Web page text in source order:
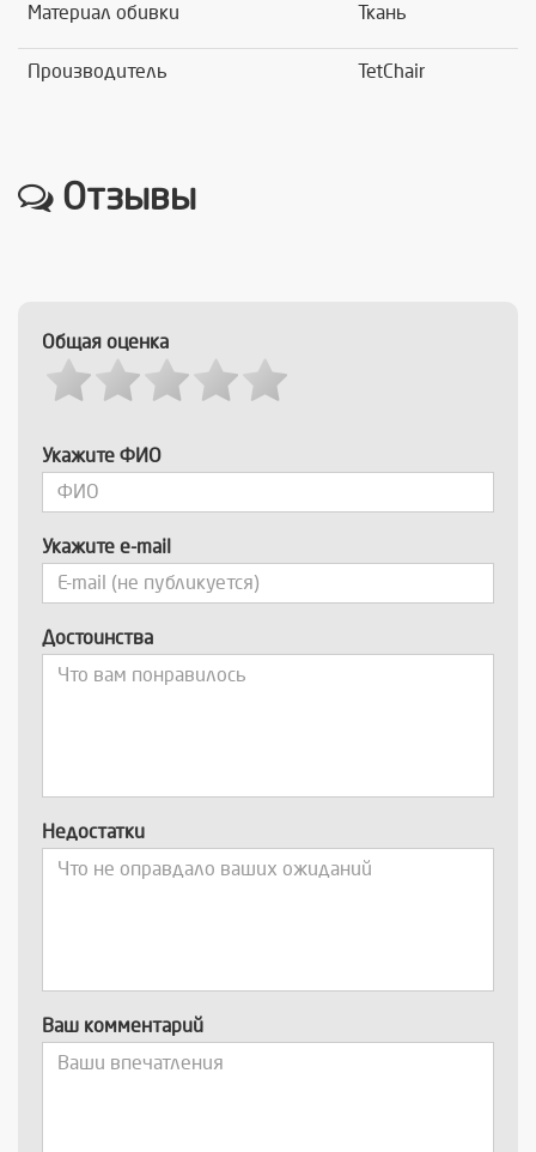
Материал обивки Ткань
Производитель TetChair
Отзывы
Общая оценка
Укажите ФИО
Укажите e-mail
Достоинства
Недостатки
Ваш комментарий